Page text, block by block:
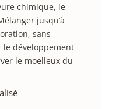
chimique, le
jusqu’à
sans
développement
le moelleux du